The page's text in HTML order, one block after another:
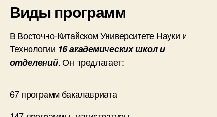
Виды программ
В Восточно-Китайском Университете Науки и
Технологии 16 академических школ и
отделений. Он предлагает:
67 программ бакалавриата